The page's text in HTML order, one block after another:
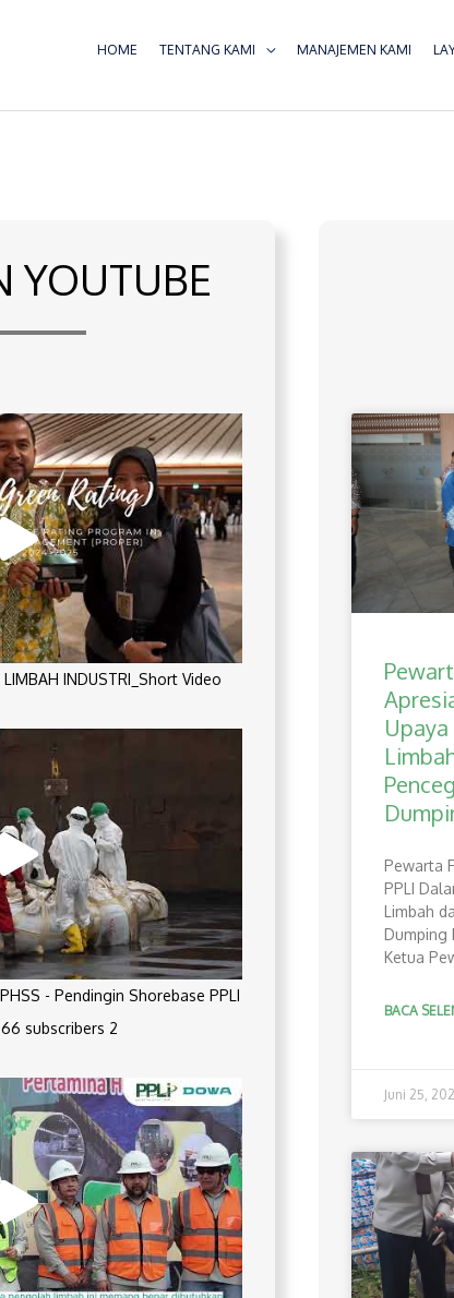
HOME TENTANG KAMI MANAJEMEN KAMI
YOUTUBE
INDUSTRI_Short Video
- Pendingin Shorebase PPLI
66 subscribers 2
Pewarta
PPLI
Limbah
Ketua
BACA
Juni 25,